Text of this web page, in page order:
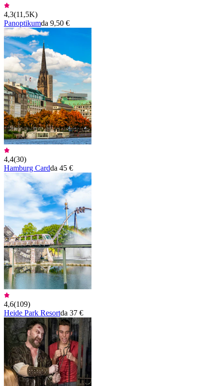
4,3(11,5K)
Panoptikumda 9,50 €
4,4(30)
Hamburg Cardda 45 €
4,6(109)
Heide Park Resortda 37 €